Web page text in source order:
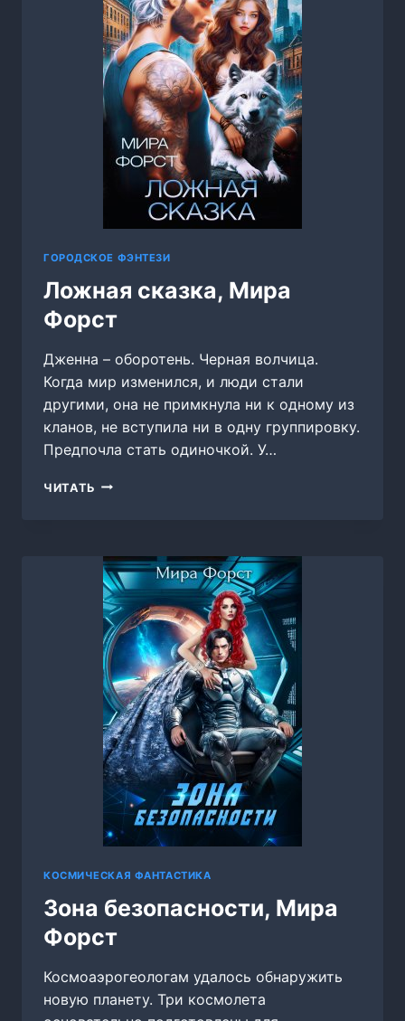
ГОРОДСКОЕ ФЭНТЕЗИ
Ложная сказка, Мира
Форст
Дженна – оборотень. Черная волчица.
Когда мир изменился, и люди стали
другими, она не примкнула ни к одному из
кланов, не вступила ни в одну группировку.
Предпочла стать одиночкой. У…
ЧИТАТЬ ЛОЖНАЯ
КОСМИЧЕСКАЯ ФАНТАСТИКА
Зона безопасности, Мира
Форст
Космоаэрогеологам удалось обнаружить
новую планету. Три космолета